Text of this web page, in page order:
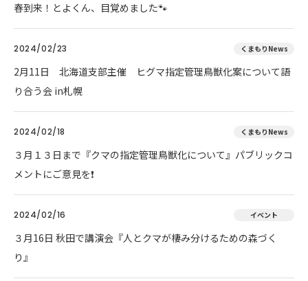
春到来！とよくん、目覚めました🐾
2024/02/23 くまもりNews
2月11日 北海道支部主催 ヒグマ指定管理鳥獣化案について語
り合う会 in札幌
2024/02/18 くまもりNews
３月１３日まで『クマの指定管理鳥獣化について』パブリックコ
メントにご意見を❗
2024/02/16 イベント
３月16日 秋田で講演会『人とクマが棲み分けるための森づく
り』